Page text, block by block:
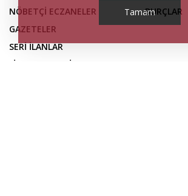
NÖBETÇİ ECZANELER
BURÇLAR
GAZETELER
SERİ İLANLAR
FİRMA REHBERİ
Tamam